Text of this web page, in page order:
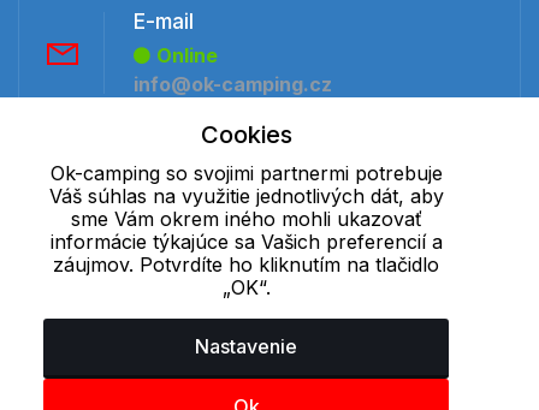
E-mail
Online
info@ok-camping.cz
Telefón:
Online
+421 277 270 091
Cookie - podrobné nastavenie| Ďalšie informácie
osobných údajov
Cookies
Ok-camping so svojimi partnermi potrebuje
Váš súhlas na využitie jednotlivých dát, aby
sme Vám okrem iného mohli ukazovať
informácie týkajúce sa Vašich preferencií a
záujmov. Potvrdíte ho kliknutím na tlačidlo
„OK“.
Nastavenie